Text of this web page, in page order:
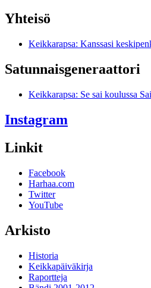
Yhteisö
Keikkarapsa: Kanssasi
Satunnais­generaattori
Keikkarapsa: Se sai koulussa
Instagram
Linkit
Facebook
Harhaa.com
Twitter
YouTube
Arkisto
Historia
Keikkapäiväkirja
Raportteja